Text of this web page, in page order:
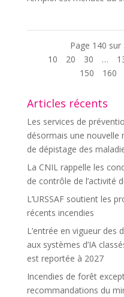
Page 140 sur
10
20 30 …
150
160
Articles récents
Les services de
désormais une nouvelle
de dépistage des
La CNIL rappelle les
de contrôle de l’activité
L’URSSAF soutient les
récents incendies
L’entrée en vigueur des
aux systèmes d’IA
est reportée à 2027
Incendies de forêt
recommandations du